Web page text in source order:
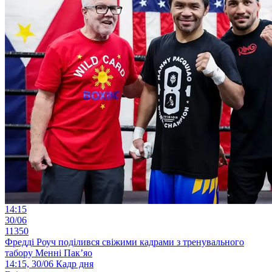
14:15
30/06
11350
Фредді Роуч поділився свіжими кадрами з тренувального
табору Менні Пак’яо
14:15, 30/06 Кадр дня